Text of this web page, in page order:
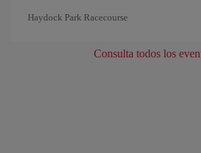
Haydock Park Racecourse
Consulta todos los